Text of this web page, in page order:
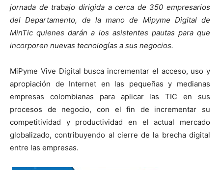
jornada de trabajo dirigida a cerca de 350 empresarios
del Departamento, de la mano de Mipyme Digital de
MinTic quienes darán a los asistentes pautas para que
incorporen nuevas tecnologías a sus negocios.
MiPyme Vive Digital busca incrementar el acceso, uso y
apropiación de Internet en las pequeñas y medianas
empresas colombianas para aplicar las TIC en sus
procesos de negocio, con el fin de incrementar su
competitividad y productividad en el actual mercado
globalizado, contribuyendo al cierre de la brecha digital
entre las empresas.